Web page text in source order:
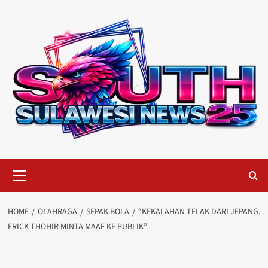
Menu
HOME OLAHRAGA SEPAK BOLA
“KEKALAHAN TELAK DARI JEPANG,
ERICK THOHIR MINTA MAAF KE PUBLIK”